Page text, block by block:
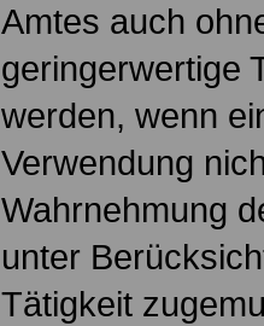
Amtes auch
geringerwertige
werden, wenn
Verwendung
Wahrnehmung
unter
Tätigkeit